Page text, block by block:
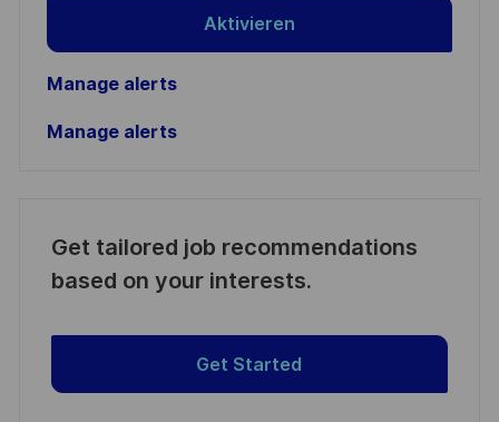
Aktivieren
Manage alerts
Manage alerts
Get tailored job recommendations
based on your interests.
Get Started